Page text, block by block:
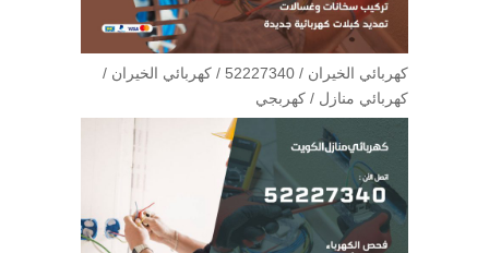
كهربائي الخيران / 52227340 / كهربائي الخيران /
كهربائي منازل / كهربجي